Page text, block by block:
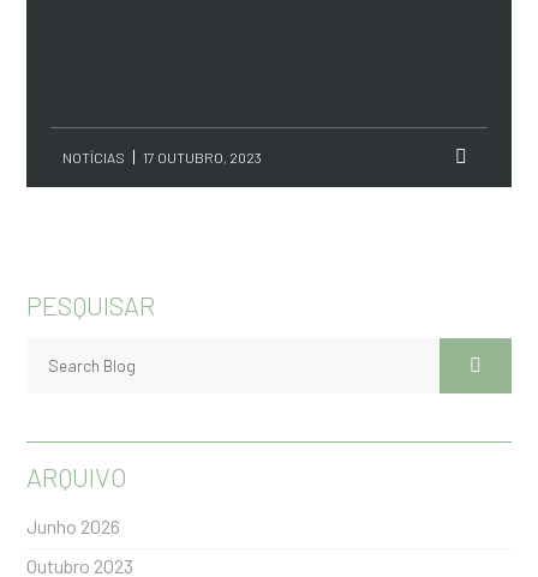
NOTÍCIAS 17 OUTUBRO, 2023
PESQUISAR
ARQUIVO
Junho 2026
Outubro 2023